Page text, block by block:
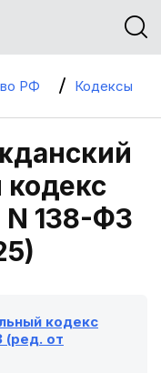
РФ Кодексы
N 138-ФЗ
кодекс
(ред. от